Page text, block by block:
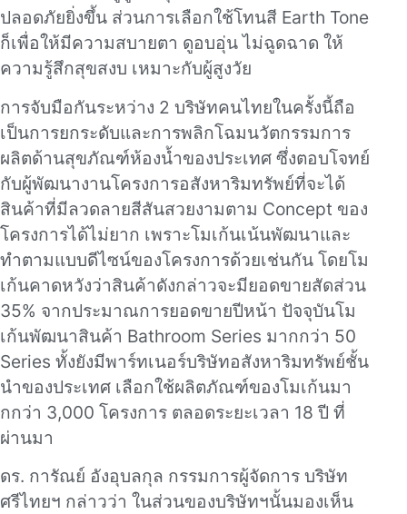
ปลอดภัยยิ่งขึ้น ส่วนการเลือกใช้โทนสี Earth Tone
ก็เพื่อให้มีความสบายตา ดูอบอุ่น ไม่ฉูดฉาด ให้
ความรู้สึกสุขสงบ เหมาะกับผู้สูงวัย
การจับมือกันระหว่าง 2 บริษัทคนไทยในครั้งนี้ถือ
เป็นการยกระดับและการพลิกโฉมนวัตกรรมการ
ผลิตด้านสุขภัณฑ์ห้องน้ำของประเทศ ซึ่งตอบโจทย์
กับผู้พัฒนางานโครงการอสังหาริมทรัพย์ที่จะได้
สินค้าที่มีลวดลายสีสันสวยงามตาม Concept ของ
โครงการได้ไม่ยาก เพราะโมเก้นเน้นพัฒนาและ
ทำตามแบบดีไซน์ของโครงการด้วยเช่นกัน โดยโม
เก้นคาดหวังว่าสินค้าดังกล่าวจะมียอดขายสัดส่วน
35% จากประมาณการยอดขายปีหน้า ปัจจุบันโม
เก้นพัฒนาสินค้า Bathroom Series มากกว่า 50
Series ทั้งยังมีพาร์ทเนอร์บริษัทอสังหาริมทรัพย์ชั้น
นำของประเทศ เลือกใช้ผลิตภัณฑ์ของโมเก้นมา
กกว่า 3,000 โครงการ ตลอดระยะเวลา 18 ปี ที่
ผ่านมา
ดร. การัณย์ อังอุบลกุล กรรมการผู้จัดการ บริษัท
ศรีไทยฯ กล่าวว่า ในส่วนของบริษัทฯนั้นมองเห็น